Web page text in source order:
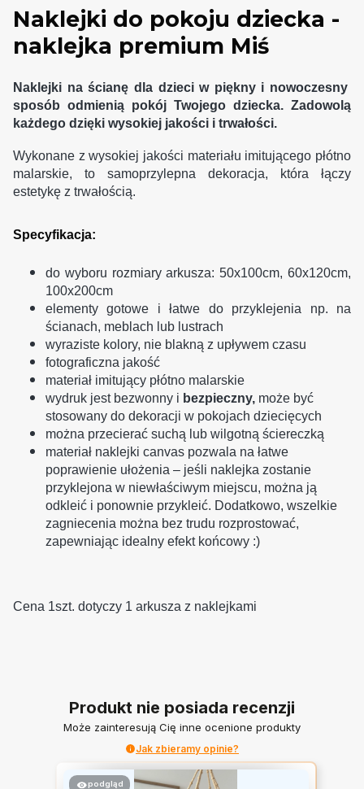
Naklejki do pokoju dziecka -
naklejka premium Miś
Naklejki na ścianę dla dzieci w piękny i nowoczesny
sposób odmienią pokój Twojego dziecka. Zadowolą
każdego dzięki wysokiej jakości i trwałości.
Wykonane z wysokiej jakości materiału imitującego płótno
malarskie, to samoprzylepna dekoracja, która łączy
estetykę z trwałością.
Specyfikacja:
do wyboru rozmiary arkusza: 50x100cm, 60x120cm,
100x200cm
elementy gotowe i łatwe do przyklejenia np. na
ścianach, meblach lub lustrach
wyraziste kolory, nie blakną z upływem czasu
fotograficzna jakość
materiał imitujący płótno malarskie
wydruk jest bezwonny i bezpieczny, może być
stosowany do dekoracji w pokojach dziecięcych
można przecierać suchą lub wilgotną ściereczką
materiał naklejki canvas pozwala na łatwe
poprawienie ułożenia – jeśli naklejka zostanie
przyklejona w niewłaściwym miejscu, można ją
odkleić i ponownie przykleić. Dodatkowo, wszelkie
zagniecenia można bez trudu rozprostować,
zapewniając idealny efekt końcowy :)
Cena 1szt. dotyczy 1 arkusza z naklejkami
Produkt nie posiada recenzji
Może zainteresują Cię inne ocenione produkty
Jak zbieramy opinie?
podgląd